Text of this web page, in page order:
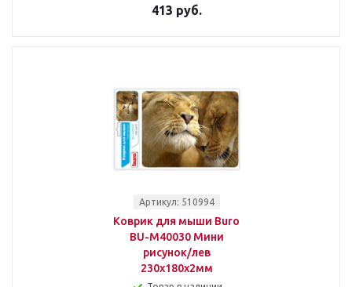
413 руб.
Артикул: 510994
Коврик для мыши Buro
BU-M40030 Мини
рисунок/лев
230x180x2мм